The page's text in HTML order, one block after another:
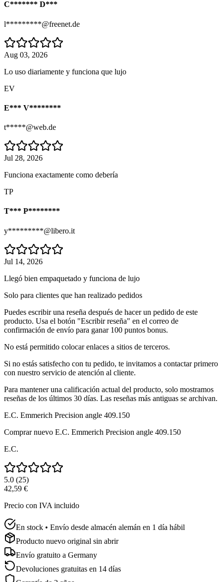
C******* D***
l*********@freenet.de
Aug 03, 2026
Lo uso diariamente y funciona que lujo
EV
E*** V********
t*****@web.de
Jul 28, 2026
Funciona exactamente como debería
TP
T*** P********
y*********@libero.it
Jul 14, 2026
Llegó bien empaquetado y funciona de lujo
Solo para clientes que han realizado pedidos
Puedes escribir una reseña después de hacer un pedido de este
producto. Usa el botón "Escribir reseña" en el correo de
confirmación de envío para ganar 100 puntos bonus.
No está permitido colocar enlaces a sitios de terceros.
Si no estás satisfecho con tu pedido, te invitamos a contactar primero
con nuestro servicio de atención al cliente.
Para mantener una calificación actual del producto, solo mostramos
reseñas de los últimos 30 días. Las reseñas más antiguas se archivan.
E.C. Emmerich Precision angle 409.150
Comprar nuevo E.C. Emmerich Precision angle 409.150
E.C.
5.0 (25)
42,59 €
Precio con IVA incluido
En stock • Envío desde almacén alemán en 1 día hábil
Producto nuevo original sin abrir
Envío gratuito a Germany
Devoluciones gratuitas en 14 días